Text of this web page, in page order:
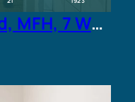
TOP!!! DU-Hochfeld, MFH, 7 Wohneinheiten